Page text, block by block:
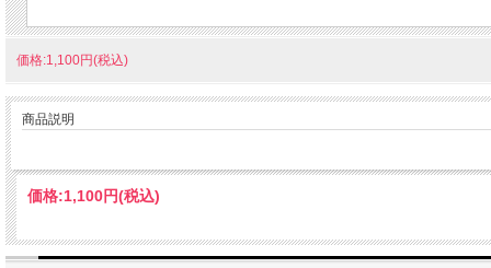
価格:1,100円(税込)
商品説明
価格:1,100円(税込)